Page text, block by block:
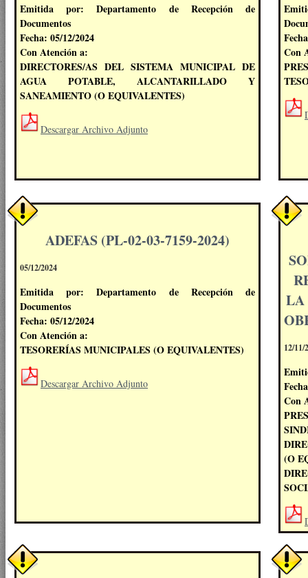
Emitida por: Departamento de Recepción de
Documentos
Fecha: 05/12/2024
Con Atención a:
DIRECTORES/AS DEL SISTEMA MUNICIPAL DE
AGUA POTABLE, ALCANTARILLADO Y
SANEAMIENTO (O EQUIVALENTES)
Descargar Archivo Adjunto
Con
ADEFAS (PL-02-03-7159-2024)
05/12/2024
Emitida por: Departamento de Recepción de
Documentos
Fecha: 05/12/2024
Con Atención a:
TESORERÍAS MUNICIPALES (O EQUIVALENTES)
Descargar Archivo Adjunto
LA
12/11/
Con
(O